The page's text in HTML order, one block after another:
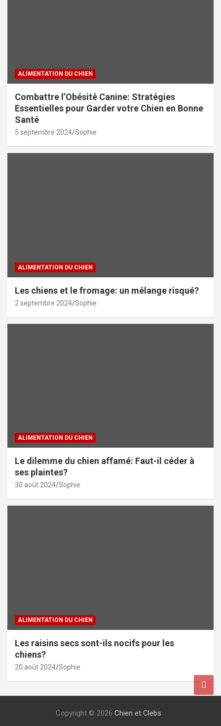
ALIMENTATION DU CHIEN
Combattre l’Obésité Canine: Stratégies
Essentielles pour Garder votre Chien en Bonne
Santé
5 septembre 2024 Sophie
ALIMENTATION DU CHIEN
Les chiens et le fromage: un mélange risqué?
2 septembre 2024 Sophie
ALIMENTATION DU CHIEN
Le dilemme du chien affamé: Faut-il céder à
ses plaintes?
30 août 2024 Sophie
ALIMENTATION DU CHIEN
Les raisins secs sont-ils nocifs pour les
chiens?
20 août 2024 Sophie
Copyright © 2026 Chien et Clebs